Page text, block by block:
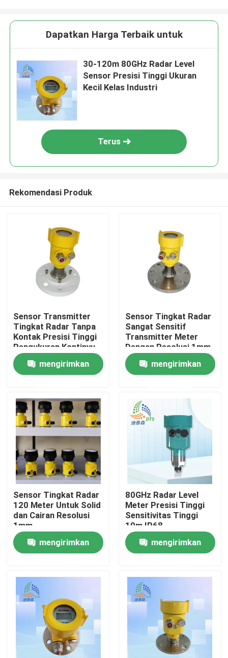
Rumah
Video
Tentang kita
Wisata pabrik
Kontrol kualitas
Hubungi kami
Quote request suatu
Pengukur Tingkat Radar
Sensor tingkat radar
Dapatkan Harga Terbaik untuk
30-120m 80GHz Radar Level
Sensor Presisi Tinggi Ukuran
Kecil Kelas Industri
Terus
Rekomendasi Produk
Sensor Transmitter
Tingkat Radar Tanpa
Kontak Presisi Tinggi
Pengukuran Kontinyu
Untuk Padat Cair
mengirimkan
Sensor Tingkat Radar
Sangat Sensitif
Transmitter Meter
Dengan Resolusi 1mm
Dan Jangkauan 0,3-
120m mengirimkan
Sensor Tingkat Radar
120 Meter Untuk Solid
dan Cairan Resolusi
1mm
mengirimkan
80GHz Radar Level
Meter Presisi Tinggi
Sensitivitas Tinggi
10m IP68
mengirimkan